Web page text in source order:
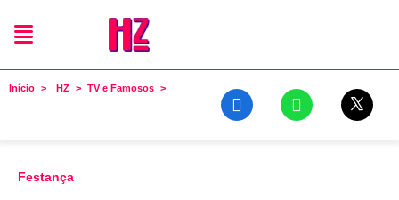
Início HZ TV e Famosos
Festança